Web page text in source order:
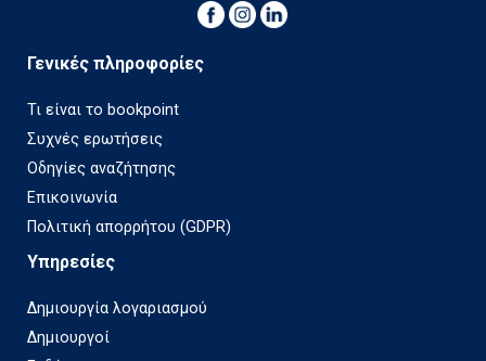
Γενικές πληροφορίες
Τι είναι το bookpoint
Συχνές ερωτήσεις
Οδηγίες αναζήτησης
Επικοινωνία
Πολιτική απορρήτου (GDPR)
Υπηρεσίες
Δημιουργία λογαριασμού
Δημιουργοί